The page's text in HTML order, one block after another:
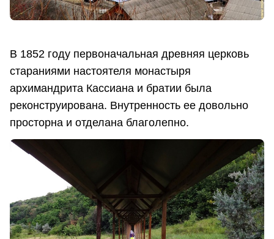
В 1852 году первоначальная древняя церковь
стараниями настоятеля монастыря
архимандрита Кассиана и братии была
реконструирована. Внутренность ее довольно
просторна и отделана благолепно.